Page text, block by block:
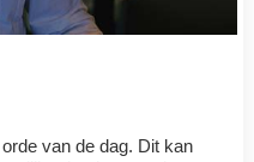
van de dag. Dit kan